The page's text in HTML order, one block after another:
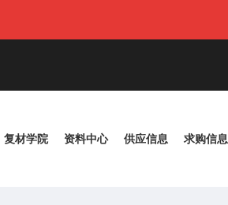
复材学院 资料中心 供应信息 求购信息